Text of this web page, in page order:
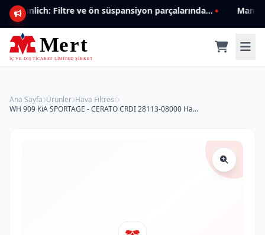
Mannlich: Filtre ve ön süspansiyon parçalarında genişleyen ürün yelpazesiyle kalite ve güven.
Ana Sayfa Ürünler Hava Filtresi
WH 909 KiA SPORTAGE - CERATO CRDI 28113-08000 Hava Filtresi